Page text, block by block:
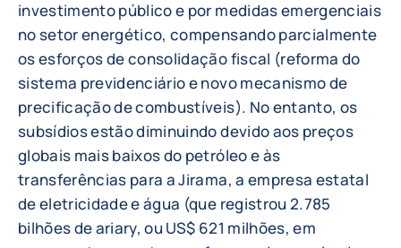
investimento público e por medidas emergenciais
no setor energético, compensando parcialmente
os esforços de consolidação fiscal (reforma do
sistema previdenciário e novo mecanismo de
precificação de combustíveis). No entanto, os
subsídios estão diminuindo devido aos preços
globais mais baixos do petróleo e às
transferências para a Jirama, a empresa estatal
de eletricidade e água (que registrou 2.785
bilhões de ariary, ou US$ 621 milhões, em